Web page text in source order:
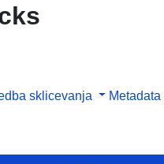
sklicevanja Metadata